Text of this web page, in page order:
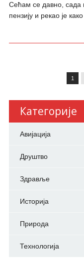
Сећам се давно, сада
пензију и рекао је
1
Категорије
Авијација
Друштво
Здравље
Историја
Природа
Технологија